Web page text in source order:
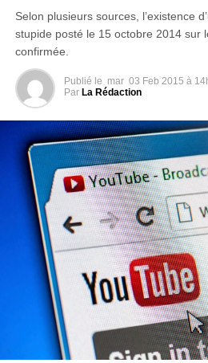
Selon plusieurs sources, l’existence
stupide posté le 15 octobre 2014 sur
confirmée.
Publié le mar 03 Feb 2015 à
Par La Rédaction